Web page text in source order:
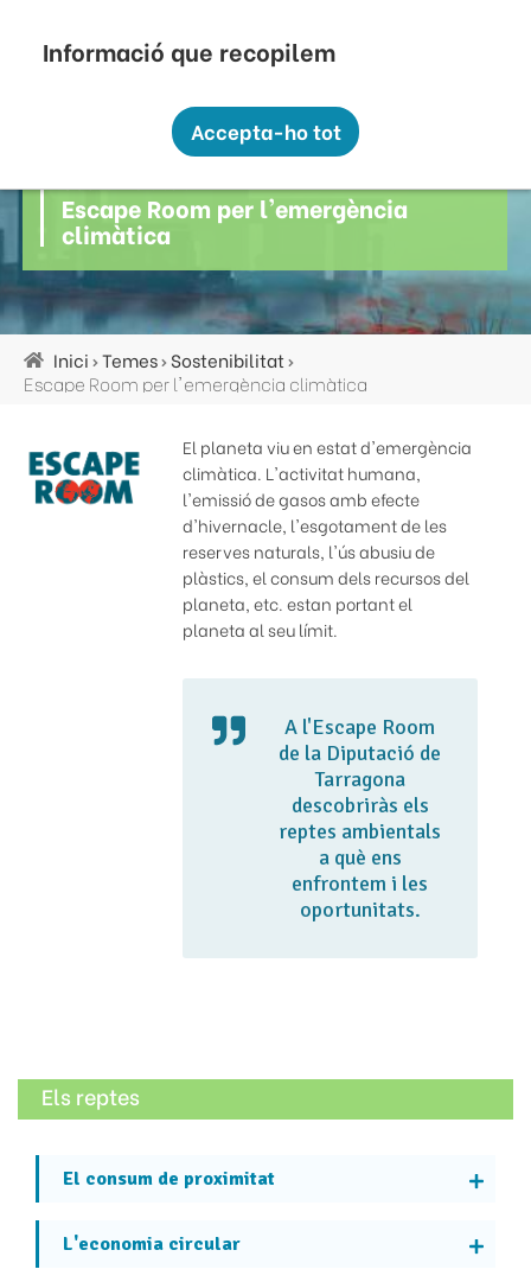
contingut
Escape Room per l'emergència
climàtica
d'ariadna
Inici Temes Sostenibilitat
Escape Room per l'emergència climàtica
El planeta viu en estat d'emergència
climàtica. L'activitat humana,
l'emissió de gasos amb efecte
d'hivernacle, l'esgotament de les
reserves naturals, l'ús abusiu de
plàstics, el consum dels recursos del
planeta, etc. estan portant el
planeta al seu límit.
A l'Escape Room
de la Diputació de
Tarragona
descobriràs els
reptes ambientals
a què ens
enfrontem i les
oportunitats.
Els reptes
El consum de proximitat
L'economia circular
personal amb les següents finalitats:
Funcionalitat, Analítica.
Més informació
Canviar preferències
Accepta-ho tot